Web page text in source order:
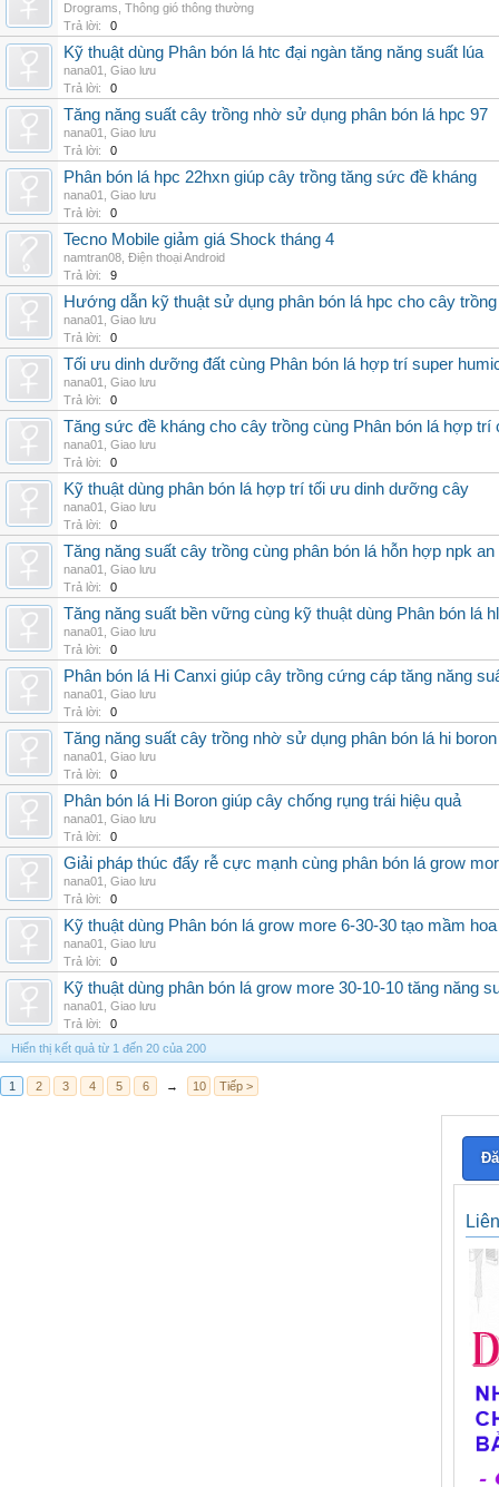
Drograms Thông gió thông thường
Trả lời:
0
Kỹ thuật dùng Phân bón lá htc đại ngàn tăng năng suất lúa
nana01
Giao lưu
Trả lời:
0
Tăng năng suất cây trồng nhờ sử dụng phân bón lá hpc 97
nana01
Giao lưu
Trả lời:
0
Phân bón lá hpc 22hxn giúp cây trồng tăng sức đề kháng
nana01
Giao lưu
Trả lời:
0
Tecno Mobile giảm giá Shock tháng 4
namtran08 Điện thoại Android
Trả lời:
9
Hướng dẫn kỹ thuật sử dụng phân bón lá hpc cho cây trồng
nana01
Giao lưu
Trả lời:
0
Tối ưu dinh dưỡng đất cùng Phân bón lá hợp trí super
nana01
Giao lưu
Trả lời:
0
Tăng sức đề kháng cho cây trồng cùng Phân bón lá hợp trí
nana01
Giao lưu
Trả lời:
0
Kỹ thuật dùng phân bón lá hợp trí tối ưu dinh dưỡng cây
nana01
Giao lưu
Trả lời:
0
Tăng năng suất cây trồng cùng phân bón lá hỗn hợp npk an
nana01
Giao lưu
Trả lời:
0
Tăng năng suất bền vững cùng kỹ thuật dùng Phân bón lá
nana01
Giao lưu
Trả lời:
0
Phân bón lá Hi Canxi giúp cây trồng cứng cáp tăng năng
nana01
Giao lưu
Trả lời:
0
Tăng năng suất cây trồng nhờ sử dụng phân bón lá hi
nana01
Giao lưu
Trả lời:
0
Phân bón lá Hi Boron giúp cây chống rụng trái hiệu quả
nana01
Giao lưu
Trả lời:
0
Giải pháp thúc đẩy rễ cực mạnh cùng phân bón lá grow
nana01
Giao lưu
Trả lời:
0
Kỹ thuật dùng Phân bón lá grow more 6-30-30 tạo mầm hoa
nana01
Giao lưu
Trả lời:
0
Kỹ thuật dùng phân bón lá grow more 30-10-10 tăng năng
nana01
Giao lưu
Trả lời:
0
Hiển thị kết quả từ 1 đến 20 của 200
1 2 3 4 5 6 → 10 Tiếp >